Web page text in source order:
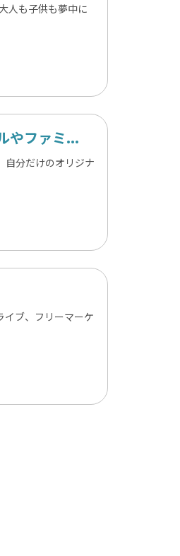
人も子供も夢中に
やファミ...
自分だけのオリジナ
ブ、フリーマーケ